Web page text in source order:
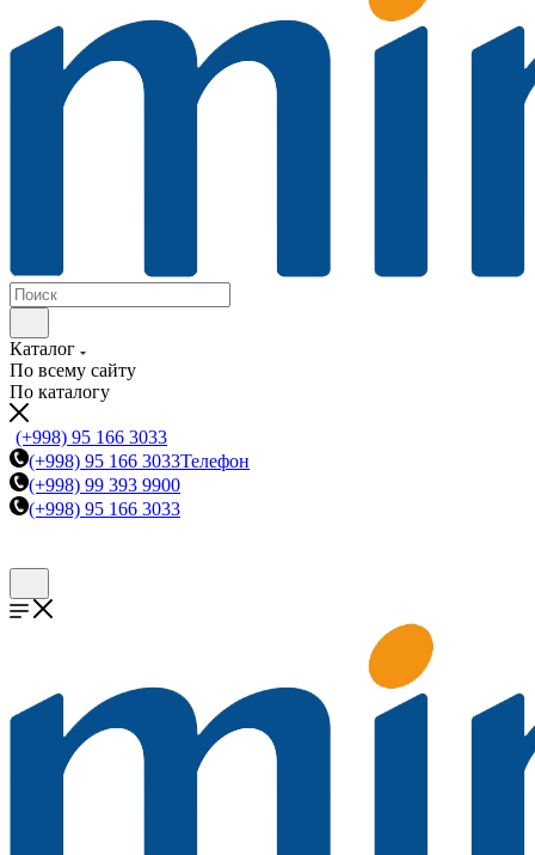
Каталог
По всему сайту
По каталогу
(+998) 95 166 3033
(+998) 95 166 3033Телефон
(+998) 99 393 9900
(+998) 95 166 3033